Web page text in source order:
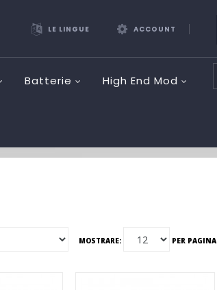
ACCOUNT
LE LINGUE
Batterie High End Mod
MOSTRARE: PER PAGINA